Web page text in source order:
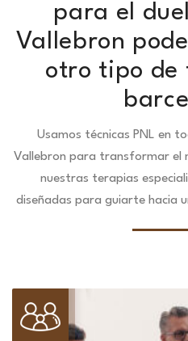
para el
Vallebron
otro tipo de
Usamos técnicas PNL en
Vallebron para transformar el
nuestras terapias
diseñadas para guiarte hacia